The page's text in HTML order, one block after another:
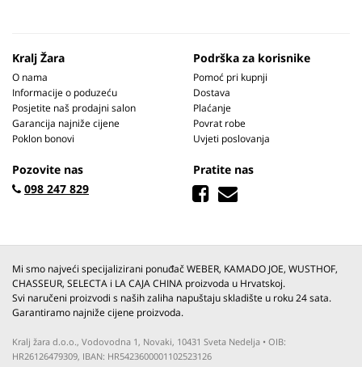
Kralj Žara
O nama
Informacije o poduzeću
Posjetite naš prodajni salon
Garancija najniže cijene
Poklon bonovi
Podrška za korisnike
Pomoć pri kupnji
Dostava
Plaćanje
Povrat robe
Uvjeti poslovanja
Pozovite nas
098 247 829
Pratite nas
Mi smo najveći specijalizirani ponuđač WEBER, KAMADO JOE, WUSTHOF,
CHASSEUR, SELECTA i LA CAJA CHINA proizvoda u Hrvatskoj.
Svi naručeni proizvodi s naših zaliha napuštaju skladište u roku 24 sata.
Garantiramo najniže cijene proizvoda.
Kralj žara d.o.o., Vodovodna 1, Novaki, 10431 Sveta Nedelja • OIB:
HR26126479309, IBAN: HR5423600001102523126